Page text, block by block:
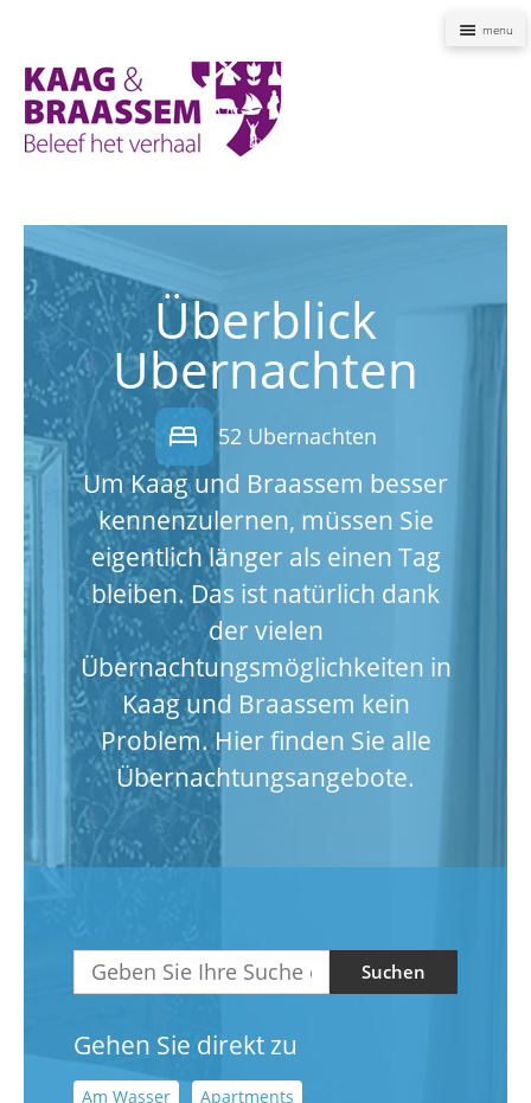
Überblick
Ubernachten
bed 52 Ubernachten
Um Kaag und Braassem besser
kennenzulernen, müssen Sie
eigentlich länger als einen Tag
bleiben. Das ist natürlich dank
der vielen
Übernachtungsmöglichkeiten in
Kaag und Braassem kein
Problem. Hier finden Sie alle
Übernachtungsangebote.
Suchen
Gehen Sie direkt zu
Am Wasser
Apartments